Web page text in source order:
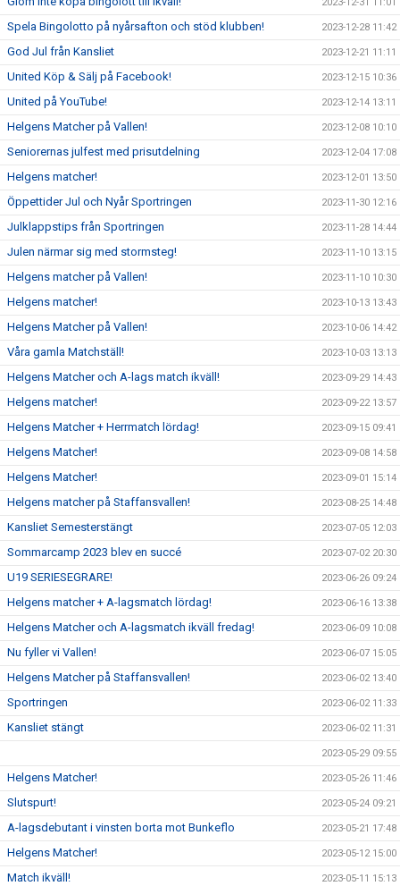
Spela Bingolotto på nyårsafton och stöd klubben! 2023-12-28 11:42
God Jul från Kansliet 2023-12-21 11:11
United Köp & Sälj på Facebook! 2023-12-15 10:36
United på YouTube! 2023-12-14 13:11
Helgens Matcher på Vallen! 2023-12-08 10:10
Seniorernas julfest med prisutdelning 2023-12-04 17:08
Helgens matcher! 2023-12-01 13:50
Öppettider Jul och Nyår Sportringen 2023-11-30 12:16
Julklappstips från Sportringen 2023-11-28 14:44
Julen närmar sig med stormsteg! 2023-11-10 13:15
Helgens matcher på Vallen! 2023-11-10 10:30
Helgens matcher! 2023-10-13 13:43
Helgens Matcher på Vallen! 2023-10-06 14:42
Våra gamla Matchställ! 2023-10-03 13:13
Helgens Matcher och A-lags match ikväll! 2023-09-29 14:43
Helgens matcher! 2023-09-22 13:57
Helgens Matcher + Herrmatch lördag! 2023-09-15 09:41
Helgens Matcher! 2023-09-08 14:58
Helgens Matcher! 2023-09-01 15:14
Helgens matcher på Staffansvallen! 2023-08-25 14:48
Kansliet Semesterstängt 2023-07-05 12:03
Sommarcamp 2023 blev en succé 2023-07-02 20:30
U19 SERIESEGRARE! 2023-06-26 09:24
Helgens matcher + A-lagsmatch lördag! 2023-06-16 13:38
Helgens Matcher och A-lagsmatch ikväll fredag! 2023-06-09 10:08
Nu fyller vi Vallen! 2023-06-07 15:05
Helgens Matcher på Staffansvallen! 2023-06-02 13:40
Sportringen 2023-06-02 11:33
Kansliet stängt 2023-06-02 11:31
2023-05-29 09:55
Helgens Matcher! 2023-05-26 11:46
Slutspurt! 2023-05-24 09:21
A-lagsdebutant i vinsten borta mot Bunkeflo 2023-05-21 17:48
Helgens Matcher! 2023-05-12 15:00
Match ikväll! 2023-05-11 15:13